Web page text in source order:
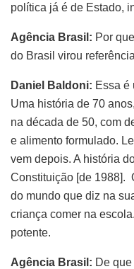
política já é de Estado,
Agência Brasil: Por
do Brasil virou
Daniel Baldoni: Essa é
Uma história de 70
na década de 50, com
e alimento formulado.
vem depois. A história
Constituição [de 1988].
do mundo que diz na
criança comer na
potente.
Agência Brasil: De